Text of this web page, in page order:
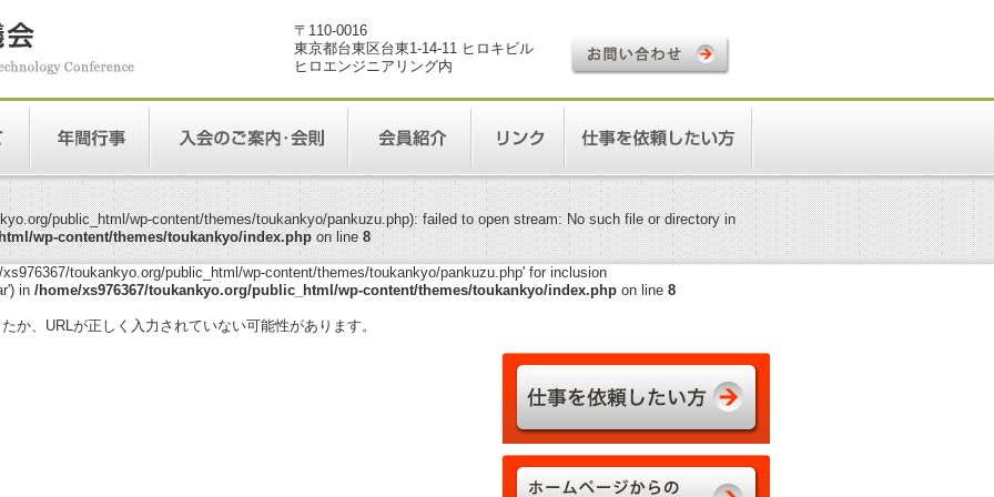
〒110-0016
東京都台東区台東1-14-11 ヒロキビル
ヒロエンジニアリング内
public_html/wp-content/themes/toukankyo/pankuzu.php): failed to open stream: No such file or directory in
wp-content/themes/toukankyo/index.phpon line8
toukankyo.org/public_html/wp-content/themes/toukankyo/pankuzu.php' for inclusion
in /home/xs976367/toukankyo.org/public_html/wp-content/themes/toukankyo/index.phpon line 8
か、URLが正しく入力されていない可能性があります。